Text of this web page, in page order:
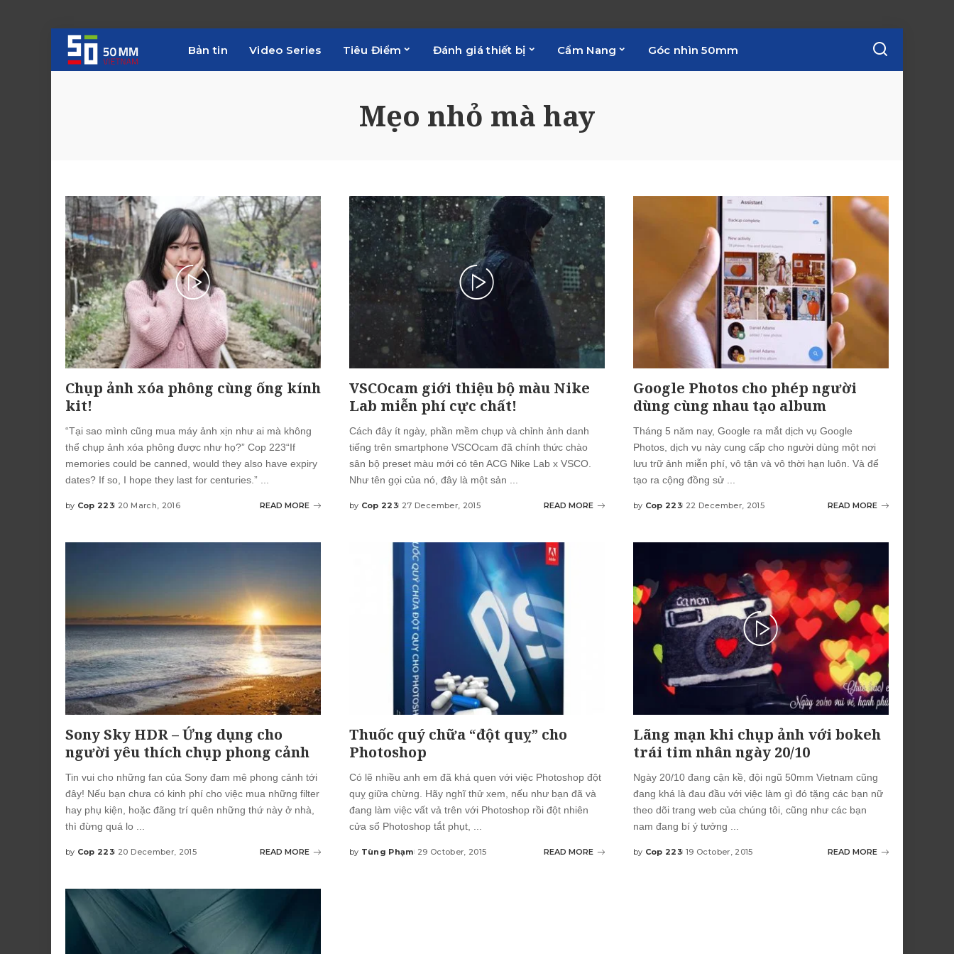
Bản tin Video Series Tiêu Điểm Đánh giá thiết bị Cẩm Nang Góc nhìn 50mm
Mẹo nhỏ mà hay
Chụp ảnh xóa phông cùng ống kính
kit!
“Tại sao mình cũng mua máy ảnh xịn như ai mà không
thể chụp ảnh xóa phông được như họ?” Cop 223“If
memories could be canned, would they also have expiry
dates? If so, I hope they last for centuries.” ...
Posted
by Cop 223 20 March, 2016 READ MORE
VSCOcam giới thiệu bộ màu Nike
Lab miễn phí cực chất!
Cách đây ít ngày, phần mềm chụp và chỉnh ảnh danh
tiếng trên smartphone VSCOcam đã chính thức chào
sân bộ preset màu mới có tên ACG Nike Lab x VSCO.
Như tên gọi của nó, đây là một sản ...
Posted
by Cop 223 27 December, 2015 READ MORE
Google Photos cho phép người
dùng cùng nhau tạo album
Tháng 5 năm nay, Google ra mắt dịch vụ Google
Photos, dịch vụ này cung cấp cho người dùng một nơi
lưu trữ ảnh miễn phí, vô tận và vô thời hạn luôn. Và để
tạo ra cộng đồng sử ...
Posted
by Cop 223 22 December, 2015 READ MORE
Sony Sky HDR – Ứng dụng cho
người yêu thích chụp phong cảnh
Tin vui cho những fan của Sony đam mê phong cảnh tới
đây! Nếu bạn chưa có kinh phí cho việc mua những filter
hay phụ kiện, hoặc đãng trí quên những thứ này ở nhà,
thì đừng quá lo ...
Posted
by Cop 223 20 December, 2015 READ MORE
Thuốc quý chữa “đột quỵ” cho
Photoshop
Có lẽ nhiều anh em đã khá quen với việc Photoshop đột
quỵ giữa chừng. Hãy nghĩ thử xem, nếu như bạn đã và
đang làm việc vất vả trên với Photoshop rồi đột nhiên
cửa sổ Photoshop tắt phụt, ...
Posted
by Tùng Phạm 29 October, 2015 READ MORE
Lãng mạn khi chụp ảnh với bokeh
trái tim nhân ngày 20/10
Ngày 20/10 đang cận kề, đội ngũ 50mm Vietnam cũng
đang khá là đau đầu với việc làm gì đó tặng các bạn nữ
theo dõi trang web của chúng tôi, cũng như các bạn
nam đang bí ý tưởng ...
Posted
by Cop 223 19 October, 2015 READ MORE